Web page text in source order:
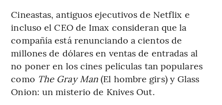
Cineastas, antiguos ejecutivos de Netflix e
incluso el CEO de Imax consideran que la
compañía está renunciando a cientos de
millones de dólares en ventas de entradas al
no poner en los cines películas tan populares
como The Gray Man (El hombre girs) y Glass
Onion: un misterio de Knives Out.